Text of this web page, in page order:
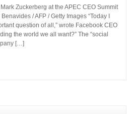
Zuckerberg at the APEC CEO Summit
/ AFP / Getty Images “Today I
question of all,” wrote Facebook CEO
the world we all want?” The “social
[…]